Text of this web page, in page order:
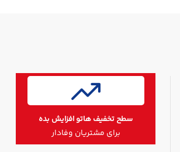
سطح تخفیف هاتو افزایش بده
برای مشتریان وفادار